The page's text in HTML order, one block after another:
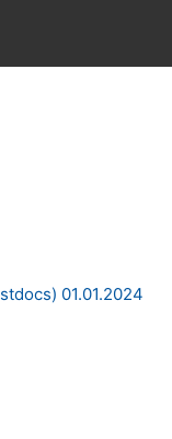
01.01.2024